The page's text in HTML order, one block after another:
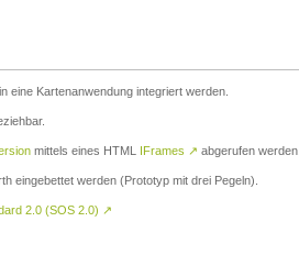
in eine Kartenanwendung integriert werden.
mittels eines HTML IFrames ↗ abgerufen werden.
eingebettet werden (Prototyp mit drei Pegeln).
2.0 (SOS 2.0) ↗